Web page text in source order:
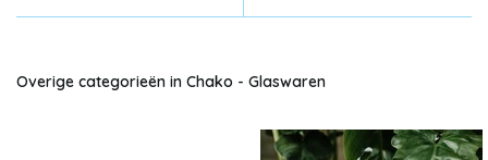
Overige categorieën in Chako - Glaswaren